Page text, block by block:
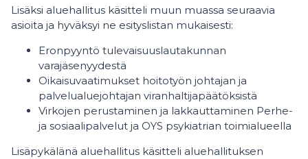
Lisäksi aluehallitus käsitteli muun muassa seuraavia
asioita ja hyväksyi ne esityslistan mukaisesti:
Eronpyyntö tulevaisuuslautakunnan
varajäsenyydestä
Oikaisuvaatimukset hoitotyön johtajan ja
palvelualuejohtajan viranhaltijapäätöksistä
Virkojen perustaminen ja lakkauttaminen Perhe-
ja sosiaalipalvelut ja OYS psykiatrian toimialueella
Lisäpykälänä aluehallitus käsitteli aluehallituksen